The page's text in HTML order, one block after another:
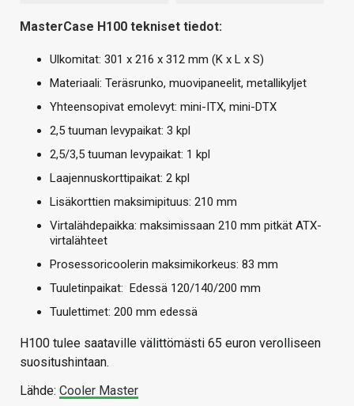
MasterCase H100 tekniset tiedot:
Ulkomitat: 301 x 216 x 312 mm (K x L x S)
Materiaali: Teräsrunko, muovipaneelit, metallikyljet
Yhteensopivat emolevyt: mini-ITX, mini-DTX
2,5 tuuman levypaikat: 3 kpl
2,5/3,5 tuuman levypaikat: 1 kpl
Laajennuskorttipaikat: 2 kpl
Lisäkorttien maksimipituus: 210 mm
Virtalähdepaikka: maksimissaan 210 mm pitkät ATX-
virtalähteet
Prosessoricoolerin maksimikorkeus: 83 mm
Tuuletinpaikat: Edessä 120/140/200 mm
Tuulettimet: 200 mm edessä
H100 tulee saataville välittömästi 65 euron verolliseen
suositushintaan.
Lähde: Cooler Master